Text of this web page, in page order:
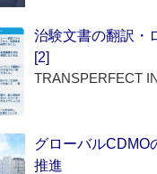
治験文書の翻訳・
[2]
TRANSPERFECT
グローバルCDMO
推進